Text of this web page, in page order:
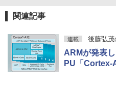
関連記事
連載 後藤弘
ARMが発表
PU「Cortex-